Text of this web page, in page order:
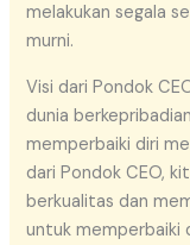
melakukan segala
murni.
Visi dari Pondok
dunia
memperbaiki diri
dari Pondok CEO,
berkualitas dan
untuk memperbaiki